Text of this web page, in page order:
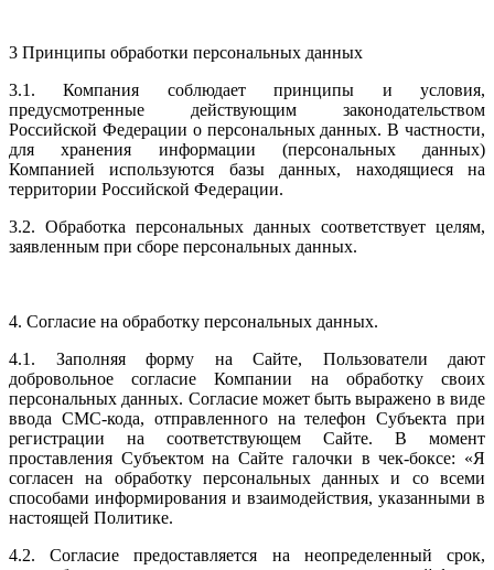
3 Принципы обработки персональных данных
3.1. Компания соблюдает принципы и условия,
предусмотренные действующим законодательством
Российской Федерации о персональных данных. В частности,
для хранения информации (персональных данных)
Компанией используются базы данных, находящиеся на
территории Российской Федерации.
3.2. Обработка персональных данных соответствует целям,
заявленным при сборе персональных данных.
4. Согласие на обработку персональных данных.
4.1. Заполняя форму на Сайте, Пользователи дают
добровольное согласие Компании на обработку своих
персональных данных. Согласие может быть выражено в виде
ввода СМС-кода, отправленного на телефон Субъекта при
регистрации на соответствующем Сайте. В момент
проставления Субъектом на Сайте галочки в чек-боксе: «Я
согласен на обработку персональных данных и со всеми
способами информирования и взаимодействия, указанными в
настоящей Политике.
4.2. Согласие предоставляется на неопределенный срок,